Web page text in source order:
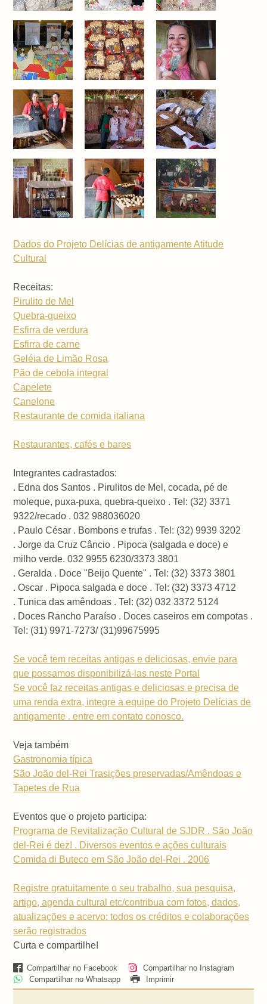
Dados do Projeto Delícias de antigamente Atitude
Cultural
Receitas:
Pirulito de Mel
Quebra-queixo
Esfirra de verdura
Esfirra de carne
Geléia de Limão Rosa
Pão de cebola integral
Capelete
Canelone
Restaurante de comida italiana
Restaurantes, cafés e bares
Integrantes cadrastados:
. Edna dos Santos . Pirulitos de Mel, cocada, pé de
moleque, puxa-puxa, quebra-queixo . Tel: (32) 3371
9322/recado . 032 988036020
. Paulo César . Bombons e trufas . Tel: (32) 9939 3202
. Jorge da Cruz Câncio . Pipoca (salgada e doce) e
milho verde. 032 9955 6230/3373 3801
. Geralda . Doce "Beijo Quente" . Tel: (32) 3373 3801
. Oscar . Pipoca salgada e doce . Tel: (32) 3373 4712
. Tunica das amêndoas . Tel: (32) 032 3372 5124
. Doces Rancho Paraíso . Doces caseiros em compotas .
Tel: (31) 9971-7273/ (31)99675995
Se você tem receitas antigas e deliciosas, envie para
que possamos disponibilizá-las neste Portal
Se você faz receitas antigas e deliciosas e precisa de
uma renda extra, integre a equipe do Projeto Delícias de
antigamente . entre em contato conosco.
Veja também
Gastronomia típica
São João del-Rei Trasições preservadas/Amêndoas e
Tapetes de Rua
Eventos que o projeto participa:
Programa de Revitalização Cultural de SJDR . São João
del-Rei é dez! . Diversos eventos e ações culturais
Comida di Buteco em São João del-Rei . 2006
Registre gratuitamente o seu trabalho, sua pesquisa,
artigo, agenda cultural etc/contribua com fotos, dados,
atualizações e acervo: todos os créditos e colaborações
serão registrados
Curta e compartilhe!
Compartilhar no Facebook
Compartilhar no Instagram
Compartilhar no Whatsapp
Imprimir